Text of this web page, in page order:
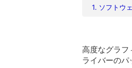
1. ソフトウ
高度なグラ
ライバーのパ